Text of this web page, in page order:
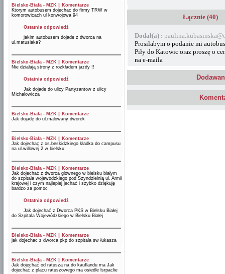
Bielsko-Biała - MZK
Komentarze
Ktorym autobusem dojechac do firmy TRW w
komorowicach ul konwojowa 94
Ostatnia odpowiedź
jakim autobusem dojade z dworca na
ul.matusiaka?
Bielsko-Biała - MZK
Komentarze
Nie działają strony z rozkładem jazdy !!
Ostatnia odpowiedź
Jak dojade do ulicy Partyzantow z ulicy
Michalowicza
Bielsko-Biała - MZK
Komentarze
Jak dojadę do ul.malowany dworek
Bielsko-Biała - MZK
Komentarze
Jak dojechaç z os.beskidzkiego kładka do campusu
na ul.willowej 2 w bielsku
Bielsko-Biała - MZK
Komentarze
Jak dojechać z dworca głównego w bielsku białym
do szpitala wojewódzkiego pod Szyndzielnią ul. Armii
krajowej i czym najlepiej jechać i szybko dziękuję
bardzo za pomoc
Ostatnia odpowiedź
Jak dojechać z Dworca PKS w Bielsku Białej
do Szpitala Wojewódzkiego w Bielsku Białej
Bielsko-Biała - MZK
Komentarze
jak dojechac z dworca pkp do szpitala sw łukasza
Bielsko-Biała - MZK
Komentarze
Jak dojechać od ratusza na do kauflandu ma Jak
dojechać z placu ratuszowego ma osiedle lsrpaclie
Łącznie (40)
Dodał(a) :
Prosilabym o podanie mi
Piły do Katowic oraz proszę o
na e-maila